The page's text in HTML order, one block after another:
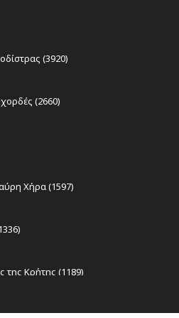
(3920)
(2660)
Χήρα (1597)
Κρήτης (1189)